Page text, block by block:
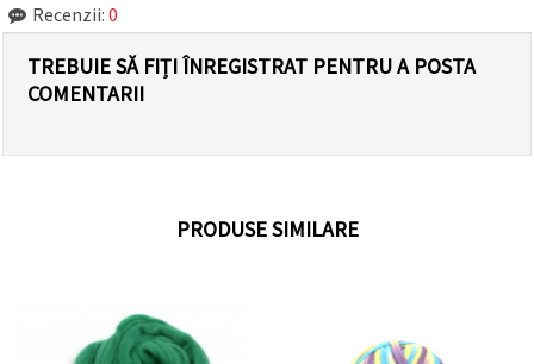
Recenzii: 0
TREBUIE SĂ FIȚI ÎNREGISTRAT PENTRU A POSTA
COMENTARII
PRODUSE SIMILARE